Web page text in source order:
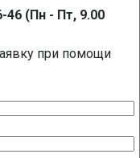
46 (Пн - Пт, 9.00
при помощи
2016 (2,51
BELIMO